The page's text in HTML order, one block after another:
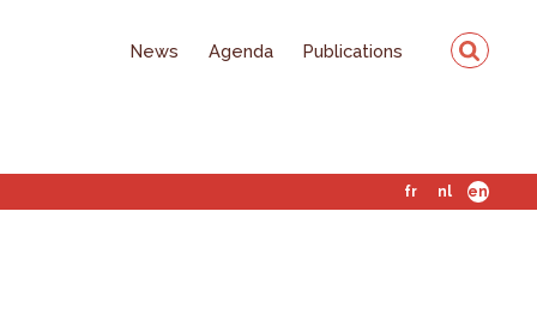
News Agenda Publications
fr nl en